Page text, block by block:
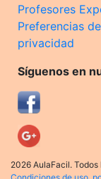
Profesores
Preferencias de
privacidad
Síguenos en
2026 AulaFacil.